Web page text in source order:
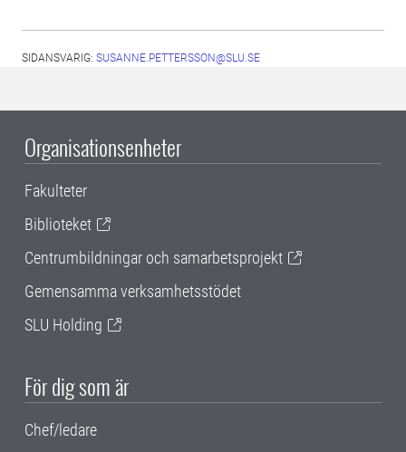
SIDANSVARIG: SUSANNE.PETTERSSON@SLU.SE
Organisationsenheter
Fakulteter
Biblioteket
Centrumbildningar och samarbetsprojekt
Gemensamma verksamhetsstödet
SLU Holding
För dig som är
Chef/ledare